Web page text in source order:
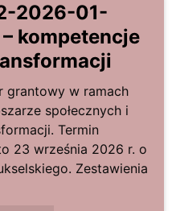
2026-01-
kompetencje
grantowy w ramach
społecznych i
Termin
23 września 2026 r. o
Zestawienia